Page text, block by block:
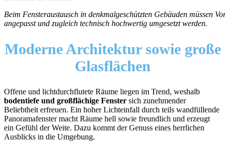
Beim Fensteraustausch in denkmalgeschützten Gebäuden müssen
angepasst und zugleich technisch hochwertig umgesetzt werden.
Moderne Architektur sowie große
Glasflächen
Offene und lichtdurchflutete Räume liegen im Trend, weshalb
bodentiefe und großflächige Fenster sich zunehmender
Beliebtheit erfreuen. Ein hoher Lichteinfall durch teils wandfüllende
Panoramafenster macht Räume hell sowie freundlich und erzeugt
ein Gefühl der Weite. Dazu kommt der Genuss eines herrlichen
Ausblicks in die Umgebung.